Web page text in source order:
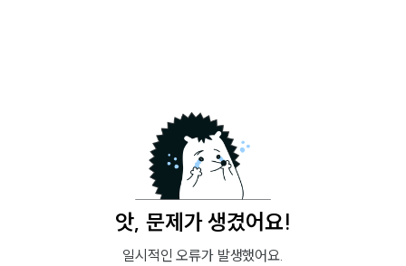
앗, 문제가 생겼어요!
일시적인 오류가 발생했어요.